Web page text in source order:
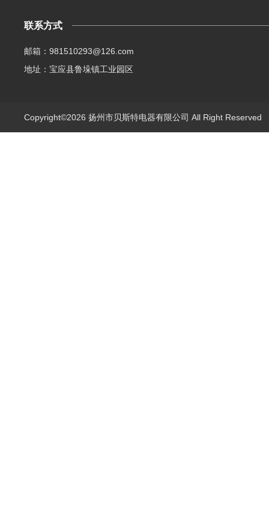
联系方式
邮箱：981510293@126.com
地址：宝应县鲁垛镇工业园区
Copyright©2026 扬州市贝斯特电器有限公司 All Right